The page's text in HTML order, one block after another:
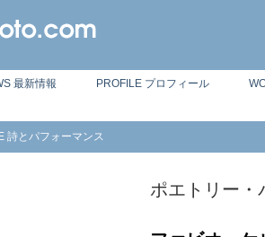
最新情報 PROFILE プロフィール
詩とパフォーマンス
ポエトリー・